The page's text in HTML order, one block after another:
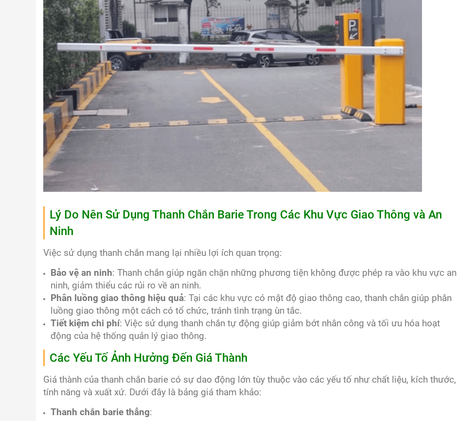
Lý Do Nên Sử Dụng Thanh Chắn Barie Trong Các Khu Vực Giao Thông và An
Ninh
Việc sử dụng thanh chắn mang lại nhiều lợi ích quan trọng:
Bảo vệ an ninh: Thanh chắn giúp ngăn chặn những phương tiện không được phép ra vào khu vực an
ninh, giảm thiểu các rủi ro về an ninh.
Phân luồng giao thông hiệu quả: Tại các khu vực có mật độ giao thông cao, thanh chắn giúp phân
luồng giao thông một cách có tổ chức, tránh tình trạng ùn tắc.
Tiết kiệm chi phí: Việc sử dụng thanh chắn tự động giúp giảm bớt nhân công và tối ưu hóa hoạt
động của hệ thống quản lý giao thông.
Các Yếu Tố Ảnh Hưởng Đến Giá Thành
Giá thành của thanh chắn barie có sự dao động lớn tùy thuộc vào các yếu tố như chất liệu, kích thước,
tính năng và xuất xứ. Dưới đây là bảng giá tham khảo:
Thanh chắn barie thẳng: